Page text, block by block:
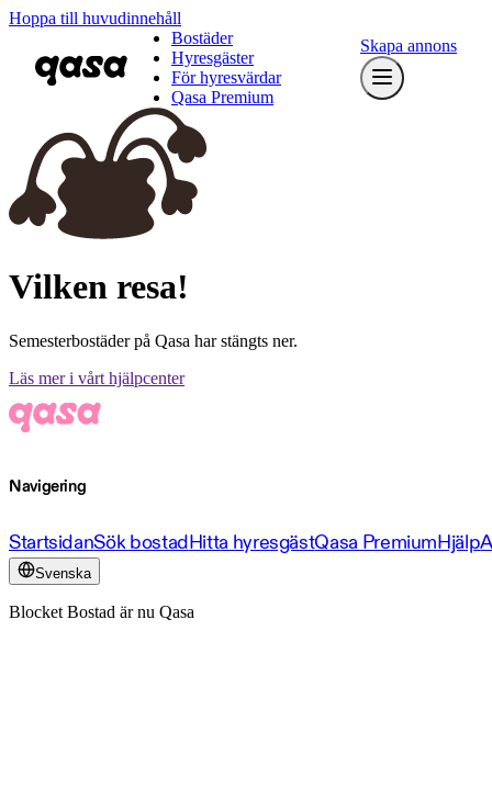
Hoppa till huvudinnehåll
Bostäder
Hyresgäster
För hyresvärdar
Qasa Premium
Skapa annons
Vilken resa!
Semesterbostäder på Qasa har stängts ner.
Läs mer i vårt hjälpcenter
Navigering
StartsidanSök bostadHitta hyresgästQasa PremiumHjälp
Svenska
Blocket Bostad är nu Qasa